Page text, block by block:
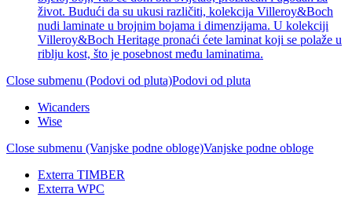
život. Budući da su ukusi različiti, kolekcija Villeroy&Boch
nudi laminate u brojnim bojama i dimenzijama. U kolekciji
Villeroy&Boch Heritage pronaći ćete laminat koji se polaže u
riblju kost, što je posebnost među laminatima.
Close submenu (Podovi od pluta)Podovi od pluta
Wicanders
Wise
Close submenu (Vanjske podne obloge)Vanjske podne obloge
Exterra TIMBER
Exterra WPC